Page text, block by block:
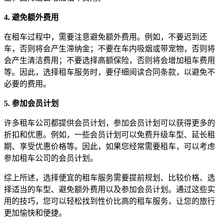
4. 避免额外费用
在租车过程中，需要注意避免额外费用。例如，不要迟到还
车，否则将会产生滞纳金；不要在车内吸烟或带宠物，否则将
会产生清洁费用；不要选择高额保险，否则将会增加租车费用
等。因此，选择租车服务时，要仔细阅读合同条款，以避免不
必要的费用。
5. 参加会员计划
许多租车公司都提供会员计划，参加会员计划可以获得更多的
折扣和优惠。例如，一些会员计划可以免费升级车型、延长租
期、享受优惠价格等。因此，如果您经常需要租车，可以考虑
参加租车公司的会员计划。
综上所述，选择便宜的租车服务需要提前规划、比较价格、选
择适当的车型、避免额外费用以及参加会员计划。通过这些实
用的技巧，您可以轻松找到性价比高的租车服务，让您的旅行
更加愉快和便捷。